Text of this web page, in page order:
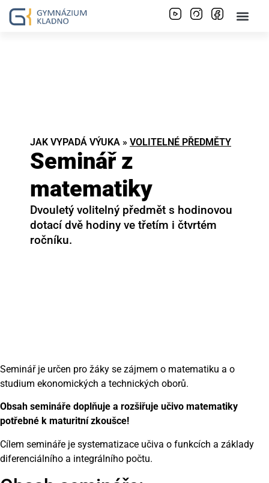
JAK VYPADÁ VÝUKA » VOLITELNÉ PŘEDMĚTY
Seminář z
matematiky
Dvouletý volitelný předmět s hodinovou
dotací dvě hodiny ve třetím i čtvrtém
ročníku.
Seminář je určen pro žáky se zájmem o matematiku a o
studium ekonomických a technických oborů.
Obsah semináře doplňuje a rozšiřuje učivo matematiky
potřebné k maturitní zkoušce!
Cílem semináře je systematizace učiva o funkcích a základy
diferenciálního a integrálního počtu.